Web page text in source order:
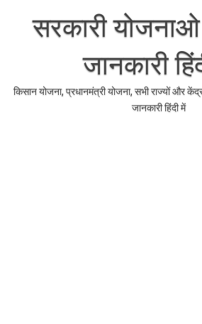
contentसरकारी योजनाओ
जानकारी
किसान योजना, प्रधानमंत्री योजना, सभी राज्यों और
जानकारी हिंदी में